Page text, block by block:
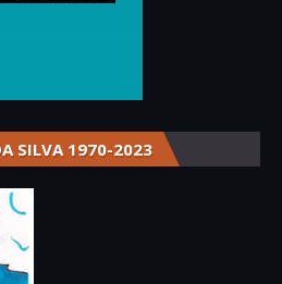
SILVA 1970-2023